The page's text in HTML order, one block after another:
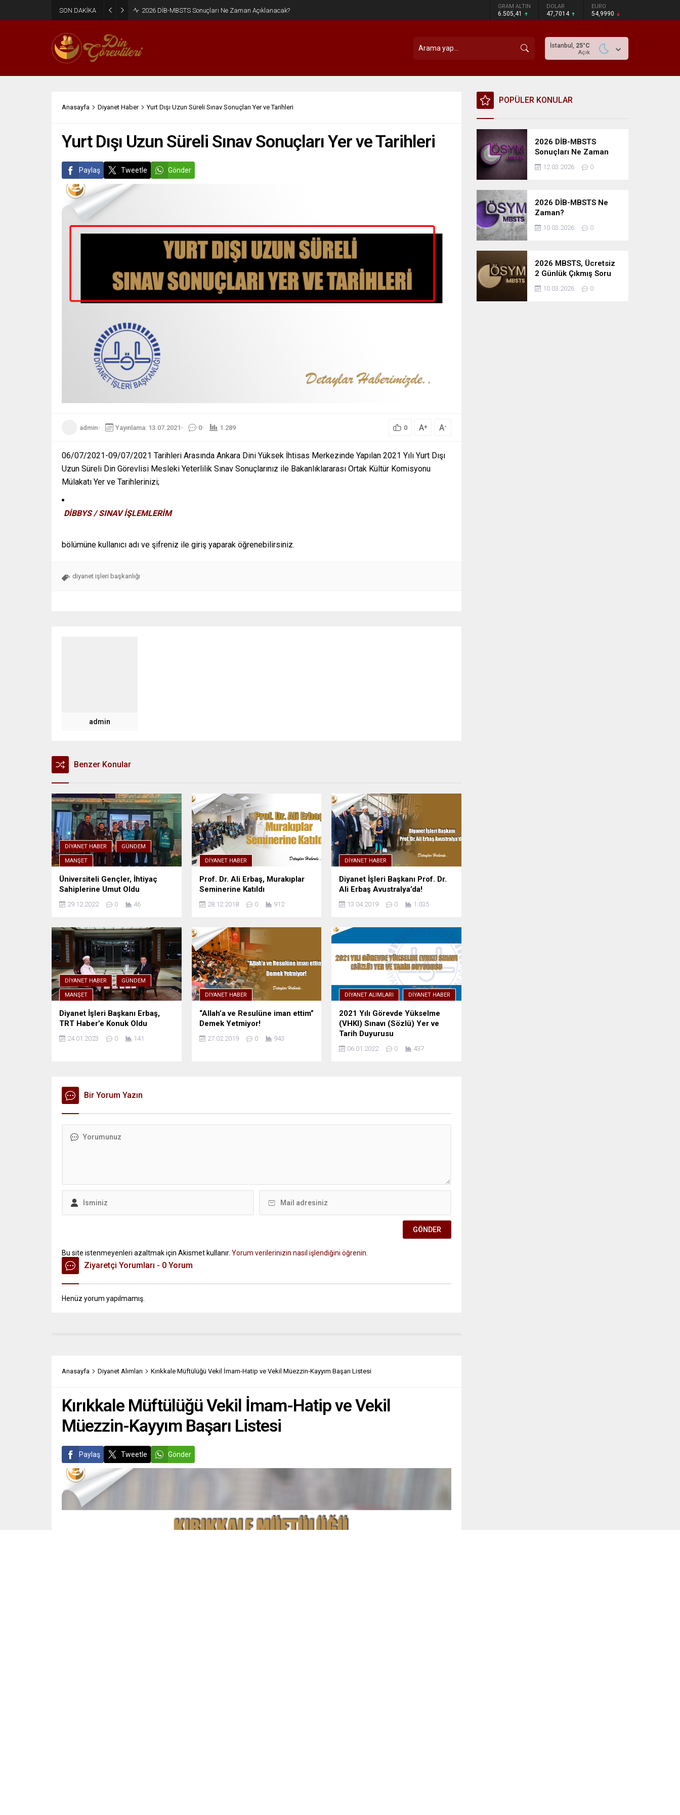
SON DAKİKA 2026 DİB-MBSTS Ne Zaman? GRAM ALTIN
6.505,41
DOLAR
47,7014
EURO
54,9990
İstanbul, 25°C
Açık
Anasayfa Diyanet Haber Yurt Dışı Uzun Süreli Sınav Sonuçları Yer ve Tarihleri
Yurt Dışı Uzun Süreli Sınav Sonuçları Yer ve Tarihleri
Paylaş Tweetle Gönder
admin Yayınlama: 13.07.2021 0 1.289 0 A+ A-
06/07/2021-09/07/2021 Tarihleri Arasında Ankara Dini Yüksek İhtisas Merkezinde Yapılan ​2021 Yılı Yurt Dışı
Uzun Süreli Din Görevlisi Mesleki Yeterlilik Sınav Sonuçlarınız ile Bakanlıklararası Ortak Kültür Komisyonu
Mülakatı Yer ve Tarihlerinizi;
DİBBYS / SINAV İŞLEMLERİM
bölümüne kullanıcı adı ve şifreniz ile giriş yaparak öğrenebilirsiniz.
diyanet işleri başkanlığı
admin
Benzer Konular
DIYANET HABER GÜNDEM
MANŞET
Üniversiteli Gençler, İhtiyaç
Sahiplerine Umut Oldu
29.12.2022 0 46
DIYANET HABER
Prof. Dr. Ali Erbaş, Murakıplar
Seminerine Katıldı
28.12.2018 0 912
DIYANET HABER
Diyanet İşleri Başkanı Prof. Dr.
Ali Erbaş Avustralya’da!
13.04.2019 0 1.035
DIYANET HABER GÜNDEM
MANŞET
Diyanet İşleri Başkanı Erbaş,
TRT Haber’e Konuk Oldu
24.01.2023 0 141
DIYANET HABER
“Allah’a ve Resulüne iman ettim”
Demek Yetmiyor!
27.02.2019 0 943
DIYANET ALIMLARI DIYANET HABER
2021 Yılı Görevde Yükselme
(VHKI) Sınavı (Sözlü) Yer ve
Tarih Duyurusu
06.01.2022 0 437
Bir Yorum Yazın
Bu site istenmeyenleri azaltmak için Akismet kullanır. Yorum verilerinizin nasıl işlendiğini öğrenin.
Ziyaretçi Yorumları - 0 Yorum
Henüz yorum yapılmamış.
Anasayfa Diyanet Alımları Kırıkkale Müftülüğü Vekil İmam-Hatip ve Vekil Müezzin-Kayyım Başarı Listesi
Kırıkkale Müftülüğü Vekil İmam-Hatip ve Vekil
Müezzin-Kayyım Başarı Listesi
Paylaş Tweetle Gönder
POPÜLER KONULAR
2026 DİB-MBSTS
Sonuçları Ne Zaman
Açıklanacak?
12.03.2026 0
2026 DİB-MBSTS Ne
Zaman?
10.03.2026 0
2026 MBSTS, Ücretsiz
2 Günlük Çıkmış Soru
Çözüm Kampı
10.03.2026 0